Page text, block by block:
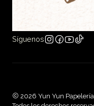
Síguenos
2026 Yun Yun Papelería.